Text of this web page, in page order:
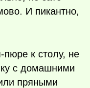
И пикантно,
к столу, не
с домашними
пряными